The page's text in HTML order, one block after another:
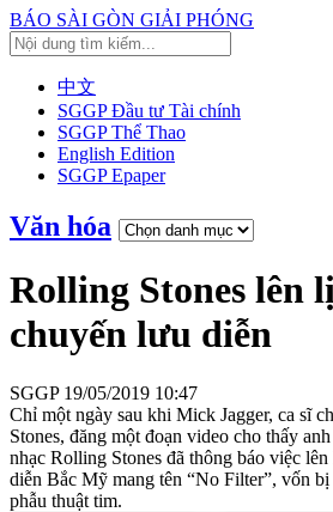
BÁO SÀI GÒN GIẢI PHÓNG
中文
SGGP Đầu tư Tài chính
SGGP Thể Thao
English Edition
SGGP Epaper
Văn hóa
Rolling Stones lên
chuyến lưu diễn
SGGP 19/05/2019 10:47
Chỉ một ngày sau khi Mick Jagger, ca sĩ
Stones, đăng một đoạn video cho thấy
nhạc Rolling Stones đã thông báo việc
diễn Bắc Mỹ mang tên “No Filter”, vốn bị
phẫu thuật tim.